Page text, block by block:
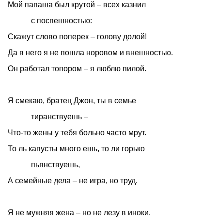
Мой папаша был крутой – всех казнил
с поспешностью:
Скажут слово поперек – голову долой!
Да в него я не пошла норовом и внешностью.
Он работал топором – я люблю пилой.
Я смекаю, братец Джон, ты в семье
тиранствуешь –
Что-то жены у тебя больно часто мрут.
То ль капусты много ешь, то ли горько
пьянствуешь,
А семейные дела – не игра, но труд.
Я не мужняя жена – но не лезу в иноки.